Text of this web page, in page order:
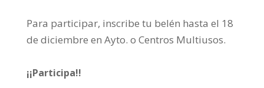
Para participar, inscribe tu belén hasta el 18
de diciembre en Ayto. o Centros Multiusos.
¡¡Participa!!